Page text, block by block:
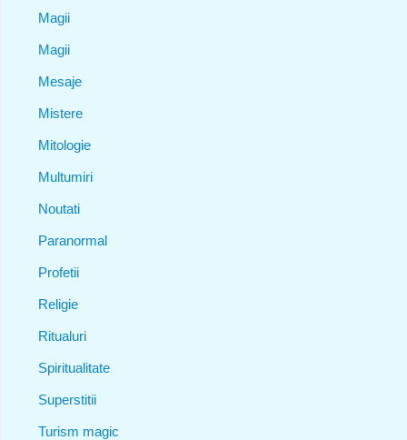
Magii
Magii
Mesaje
Mistere
Mitologie
Multumiri
Noutati
Paranormal
Profetii
Religie
Ritualuri
Spiritualitate
Superstitii
Turism magic